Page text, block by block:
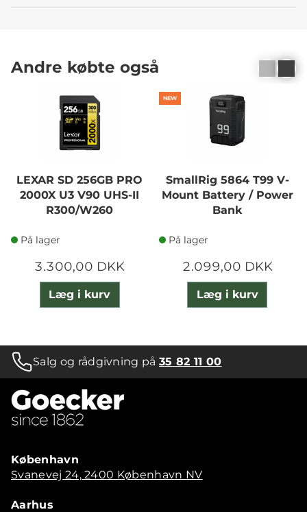
Andre købte også
LEXAR SD 256GB PRO
2000X U3 V90 UHS-II
R300/W260
På lager
3.300,00 DKK
Læg i kurv
NEW
SmallRig 5864 T99 V-
Mount Battery / Power
Bank
På lager
2.099,00 DKK
Læg i kurv
Salg og rådgivning på35 82 11 00
København
Svanevej 24, 2400 København NV
Aarhus